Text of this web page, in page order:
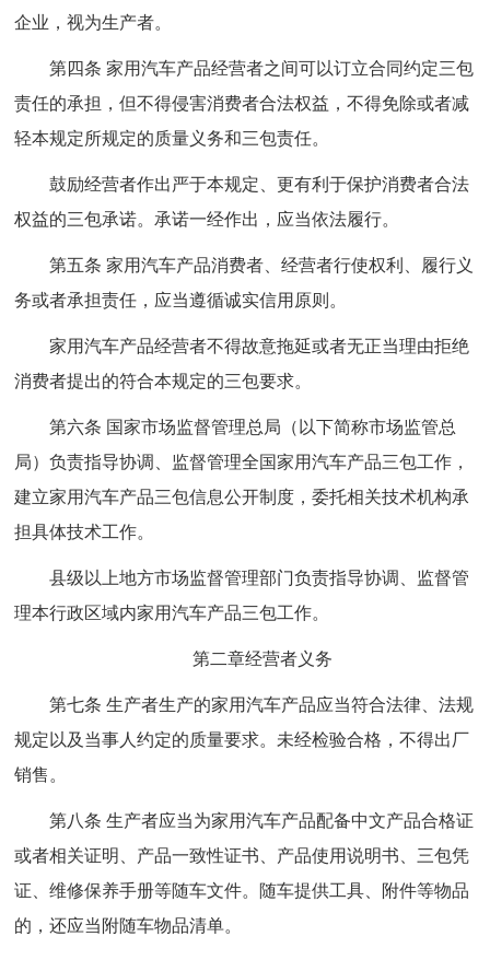
企业，视为生产者。
第四条 家用汽车产品经营者之间可以订立合同约定三包
责任的承担，但不得侵害消费者合法权益，不得免除或者减
轻本规定所规定的质量义务和三包责任。
鼓励经营者作出严于本规定、更有利于保护消费者合法
权益的三包承诺。承诺一经作出，应当依法履行。
第五条 家用汽车产品消费者、经营者行使权利、履行义
务或者承担责任，应当遵循诚实信用原则。
家用汽车产品经营者不得故意拖延或者无正当理由拒绝
消费者提出的符合本规定的三包要求。
第六条 国家市场监督管理总局（以下简称市场监管总
局）负责指导协调、监督管理全国家用汽车产品三包工作，
建立家用汽车产品三包信息公开制度，委托相关技术机构承
担具体技术工作。
县级以上地方市场监督管理部门负责指导协调、监督管
理本行政区域内家用汽车产品三包工作。
第二章经营者义务
第七条 生产者生产的家用汽车产品应当符合法律、法规
规定以及当事人约定的质量要求。未经检验合格，不得出厂
销售。
第八条 生产者应当为家用汽车产品配备中文产品合格证
或者相关证明、产品一致性证书、产品使用说明书、三包凭
证、维修保养手册等随车文件。随车提供工具、附件等物品
的，还应当附随车物品清单。